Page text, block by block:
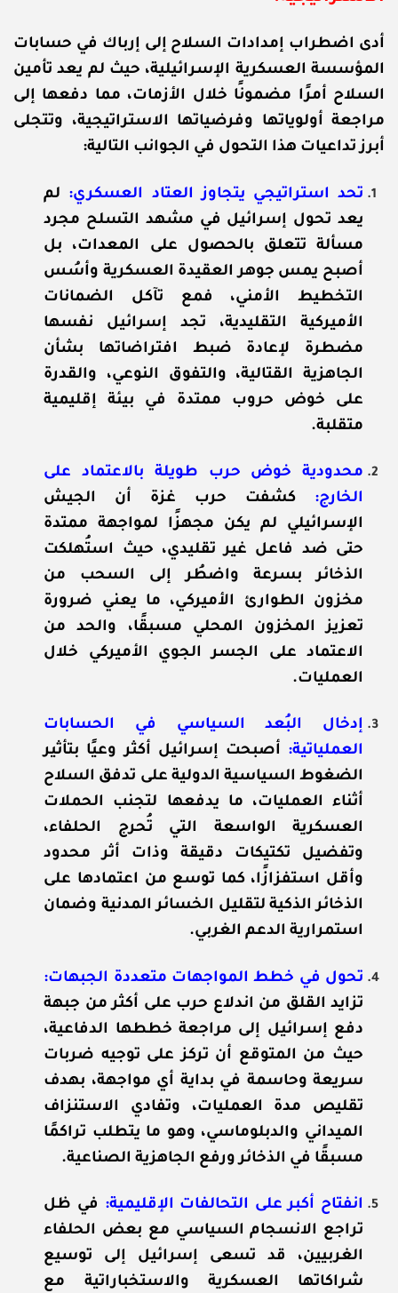
أدى اضطراب إمدادات السلاح إلى إرباك في حسابات
المؤسسة العسكرية الإسرائيلية، حيث لم يعد تأمين
السلاح أمرًا مضمونًا خلال الأزمات، مما دفعها إلى
مراجعة أولوياتها وفرضياتها الاستراتيجية، وتتجلى
أبرز تداعيات هذا التحول في الجوانب التالية:
تحد استراتيجي يتجاوز العتاد العسكري: لم
يعد تحول إسرائيل في مشهد التسلح مجرد
مسألة تتعلق بالحصول على المعدات، بل
أصبح يمس جوهر العقيدة العسكرية وأسُس
التخطيط الأمني، فمع تآكل الضمانات
الأميركية التقليدية، تجد إسرائيل نفسها
مضطرة لإعادة ضبط افتراضاتها بشأن
الجاهزية القتالية، والتفوق النوعي، والقدرة
على خوض حروب ممتدة في بيئة إقليمية
متقلبة.
محدودية خوض حرب طويلة بالاعتماد على
الخارج: كشفت حرب غزة أن الجيش
الإسرائيلي لم يكن مجهزًا لمواجهة ممتدة
حتى ضد فاعل غير تقليدي، حيث استُهلكت
الذخائر بسرعة واضطُر إلى السحب من
مخزون الطوارئ الأميركي، ما يعني ضرورة
تعزيز المخزون المحلي مسبقًا، والحد من
الاعتماد على الجسر الجوي الأميركي خلال
العمليات.
إدخال البُعد السياسي في الحسابات
العملياتية: أصبحت إسرائيل أكثر وعيًا بتأثير
الضغوط السياسية الدولية على تدفق السلاح
أثناء العمليات، ما يدفعها لتجنب الحملات
العسكرية الواسعة التي تُحرج الحلفاء،
وتفضيل تكتيكات دقيقة وذات أثر محدود
وأقل استفزازًا، كما توسع من اعتمادها على
الذخائر الذكية لتقليل الخسائر المدنية وضمان
استمرارية الدعم الغربي.
تحول في خطط المواجهات متعددة الجبهات:
تزايد القلق من اندلاع حرب على أكثر من جبهة
دفع إسرائيل إلى مراجعة خططها الدفاعية،
حيث من المتوقع أن تركز على توجيه ضربات
سريعة وحاسمة في بداية أي مواجهة، بهدف
تقليص مدة العمليات، وتفادي الاستنزاف
الميداني والدبلوماسي، وهو ما يتطلب تراكمًا
مسبقًا في الذخائر ورفع الجاهزية الصناعية.
انفتاح أكبر على التحالفات الإقليمية: في ظل
تراجع الانسجام السياسي مع بعض الحلفاء
الغربيين، قد تسعى إسرائيل إلى توسيع
شراكاتها العسكرية والاستخباراتية مع